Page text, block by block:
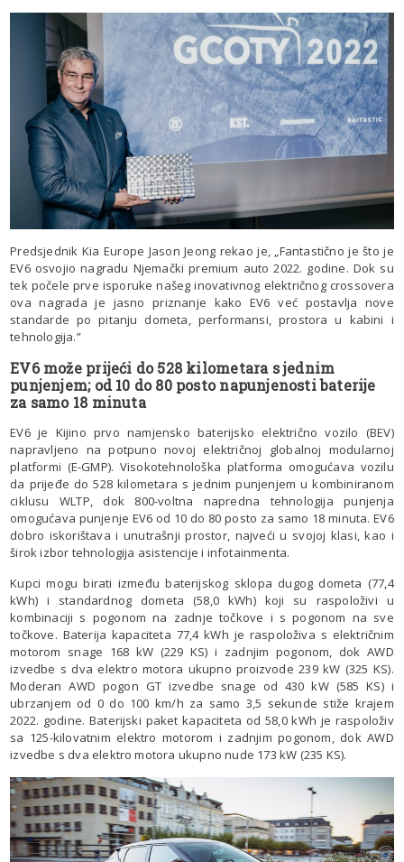
Predsjednik Kia Europe Jason Jeong rekao je, „Fantastično je što je
EV6 osvojio nagradu Njemački premium auto 2022. godine. Dok su
tek počele prve isporuke našeg inovativnog električnog crossovera
ova nagrada je jasno priznanje kako EV6 već postavlja nove
standarde po pitanju dometa, performansi, prostora u kabini i
tehnologija.”
EV6 može prijeći do 528 kilometara s jednim
punjenjem; od 10 do 80 posto napunjenosti baterije
za samo 18 minuta
EV6 je Kijino prvo namjensko baterijsko električno vozilo (BEV)
napravljeno na potpuno novoj električnoj globalnoj modularnoj
platformi (E-GMP). Visokotehnološka platforma omogućava vozilu
da prijeđe do 528 kilometara s jednim punjenjem u kombiniranom
ciklusu WLTP, dok 800-voltna napredna tehnologija punjenja
omogućava punjenje EV6 od 10 do 80 posto za samo 18 minuta. EV6
dobro iskorištava i unutrašnji prostor, najveći u svojoj klasi, kao i
širok izbor tehnologija asistencije i infotainmenta.
Kupci mogu birati između baterijskog sklopa dugog dometa (77,4
kWh) i standardnog dometa (58,0 kWh) koji su raspoloživi u
kombinaciji s pogonom na zadnje točkove i s pogonom na sve
točkove. Baterija kapaciteta 77,4 kWh je raspoloživa s električnim
motorom snage 168 kW (229 KS) i zadnjim pogonom, dok AWD
izvedbe s dva elektro motora ukupno proizvode 239 kW (325 KS).
Moderan AWD pogon GT izvedbe snage od 430 kW (585 KS) i
ubrzanjem od 0 do 100 km/h za samo 3,5 sekunde stiže krajem
2022. godine. Baterijski paket kapaciteta od 58,0 kWh je raspoloživ
sa 125-kilovatnim elektro motorom i zadnjim pogonom, dok AWD
izvedbe s dva elektro motora ukupno nude 173 kW (235 KS).